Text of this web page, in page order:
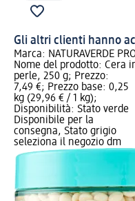
Gli altri clienti hanno
Marca: NATURAVERDE
Nome del prodotto: Cera
perle, 250 g; Prezzo:
7,49 €; Prezzo base: 0,25
kg (29,96 € / 1 kg);
Disponibilità: Stato verde
Disponibile per la
consegna, Stato grigio
seleziona il negozio dm